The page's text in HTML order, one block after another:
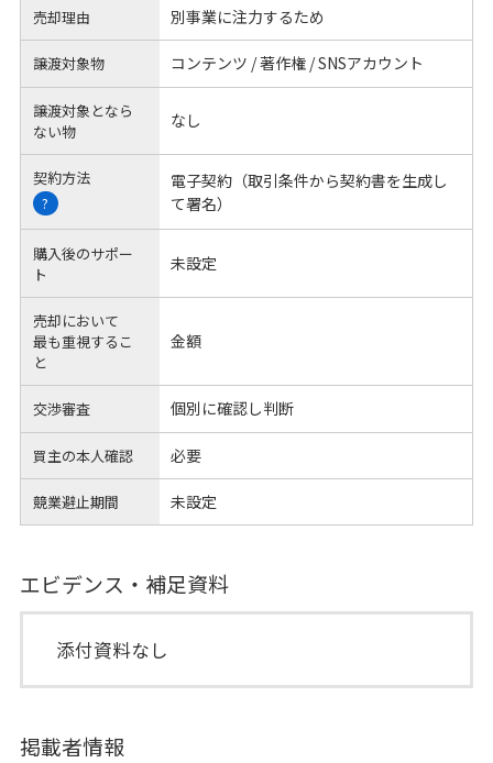
売却理由 別事業に注力するため
譲渡対象物 コンテンツ / 著作権 / SNSアカウント
譲渡対象となら
ない物
なし
契約方法
?
電子契約（取引条件から契約書を生成し
て署名）
購入後のサポー
ト
未設定
売却において
最も重視するこ
と
金額
交渉審査 個別に確認し判断
買主の本人確認 必要
競業避止期間 未設定
エビデンス・補足資料
添付資料なし
掲載者情報